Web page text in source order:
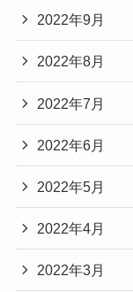
2022年9月
2022年8月
2022年7月
2022年6月
2022年5月
2022年4月
2022年3月